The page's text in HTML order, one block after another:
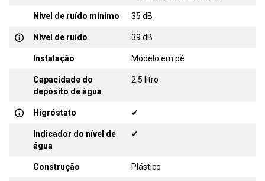
Nível de ruído mínimo 35 dB
Nível de ruído 39 dB
Instalação Modelo em pé
Capacidade do
depósito de água
2.5 litro
Higróstato ✔
Indicador do nível de
água
✔
Construção Plástico